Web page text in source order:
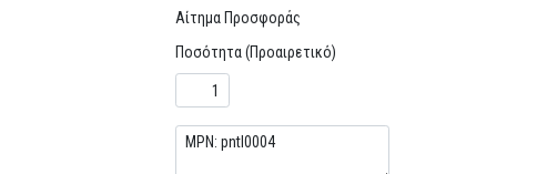
Αίτημα Προσφοράς
Ποσότητα (Προαιρετικό)